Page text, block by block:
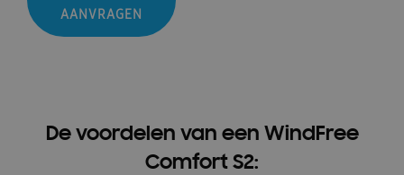
AANVRAGEN
De voordelen van een WindFree
Comfort S2: